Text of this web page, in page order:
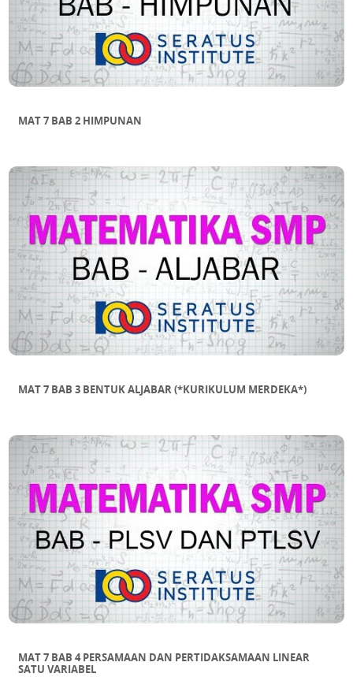
MAT 7 BAB 2 HIMPUNAN
MAT 7 BAB 3 BENTUK ALJABAR (*KURIKULUM MERDEKA*)
MAT 7 BAB 4 PERSAMAAN DAN PERTIDAKSAMAAN LINEAR
SATU VARIABEL